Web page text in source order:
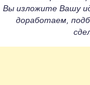
Вы изложите Вашу
доработаем,